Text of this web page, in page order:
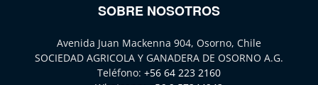
SOBRE NOSOTROS
Avenida Juan Mackenna 904, Osorno, Chile
SOCIEDAD AGRICOLA Y GANADERA DE OSORNO A.G.
Teléfono: +56 64 223 2160